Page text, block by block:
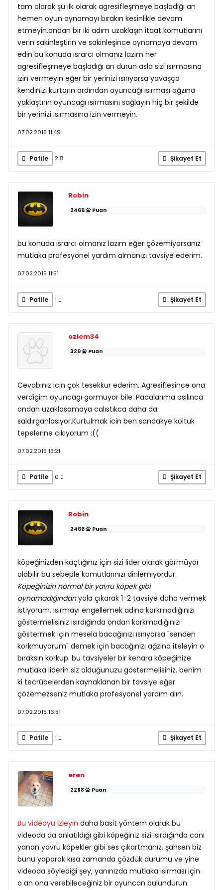
tam olarak şu ilk olarak agresifleşmeye başladığı an
hemen oyun oynamayı bırakın kesinlikle devam
etmeyin.ondan bir iki adım uzaklaşın itaat komutlarını
verin sakinleştirin ve sakinleşince oynamaya devam
edin bu konuda ısrarcı olmanız lazım her
agresifleşmeye başladığı an durun asla sizi ısırmasına
izin vermeyin eğer bir yerinizi ısırıyorsa yavaşça
kendinizi kurtarın ardından oyuncağı ısırması ağzına
yaklaştırın oyuncağı ısırmasını sağlayın hiç bir şekilde
bir yerinizi ısırmasına izin vermeyin.
07.02.2015 11:49
Patile 2 Şikayet Et
Robin
2466 Puan
bu konuda ısrarcı olmanız lazım eğer çözemiyorsanız
mutlaka profesyonel yardım almanızı tavsiye ederim.
07.02.2015 11:51
Patile 1 Şikayet Et
ozlem34
329 Puan
Cevabınız icin çok tesekkur ederim. Agresiflesince ona
verdigim oyuncagı gormuyor bile. Pacalarıma asılınca
ondan uzaklasamaya calıstıkca daha da
saldırganlasıyor.Kurtulmak icin ben sandakye koltuk
tepelerine cıkıyorum :((
07.02.2015 13:21
Patile 0 Şikayet Et
Robin
2466 Puan
köpeğinizden kaçtığınız için sizi lider olarak görmüyor
olabilir bu sebeple komutlarınızı dinlemiyordur.
Köpeğinizin normal bir yavru köpek gibi
oynamadığındanyola çıkarak 1-2 tavsiye daha vermek
istiyorum. Isırmayı engellemek adına korkmadığınızı
göstermelisiniz ısırdığında ondan korkmadığınızı
göstermek için mesela bacağınızı ısırıyorsa "senden
korkmuyorum" demek için bacağınızı ağzına iteleyin o
bıraksın korkup. bu tavsiyeler bir kenara köpeğinize
mutlaka liderin siz olduğunuzu göstermelisiniz. benim
ki tecrübelerden kaynaklanan bir tavsiye eğer
çözemezseniz mutlaka profesyonel yardım alın.
07.02.2015 16:51
Patile 1 Şikayet Et
eren
2288 Puan
Bu videoyu izleyin daha basit yöntem olarak bu
videoda da anlatıldığı gibi köpeğiniz sizi ısırdığında canı
yanan yavru köpekler gibi ses çıkartmanız. şahsen biz
bunu yaparak kısa zamanda çözdük durumu ve yine
videoda söylediği şey, yanınızda mutlaka ısırması için
o an ona verebileceğiniz bir oyuncan bulundurun.